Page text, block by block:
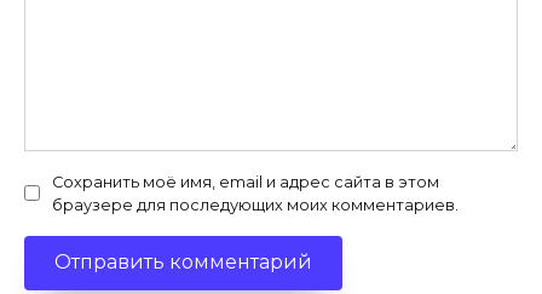
Сохранить моё имя, email и адрес сайта в этом
браузере для последующих моих комментариев.